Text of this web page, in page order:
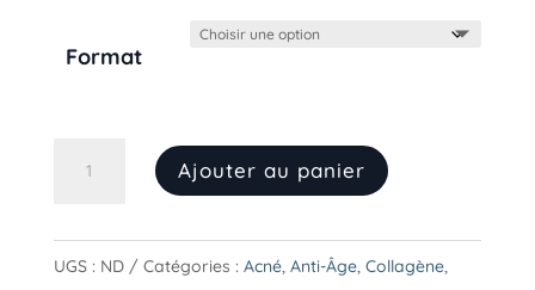
Format
Cosmetic-
Ajouter au panier
UGS : ND Catégories : Acné, Anti-Âge, Collagène,